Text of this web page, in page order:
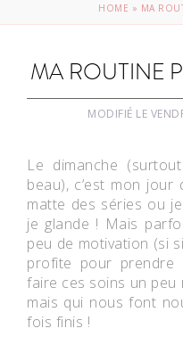
HOME » MA
MA ROUTINE
MODIFIÉ LE
Le dimanche
beau), c’est mon jour
matte des séries ou
je glande ! Mais
peu de motivation (si
profite pour prendre
faire ces soins un
mais qui nous font
fois finis !